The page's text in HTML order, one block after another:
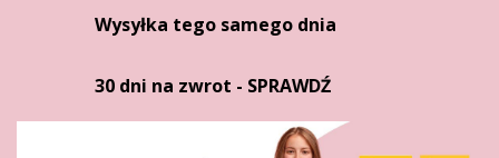
Wysyłka tego samego dnia
30 dni na zwrot - SPRAWDŹ